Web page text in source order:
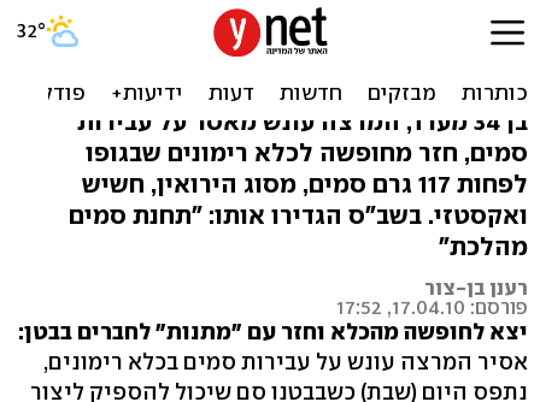
יצא לחופש מהכלא וחזר עם
בן 34 מערד, המרצה עונש מאסר על עבירות
סמים, חזר מחופשה לכלא רימונים שבגופו
לפחות 117 גרם סמים, מסוג הירואין, חשיש
ואקסטזי. בשב"ס הגדירו אותו: "תחנת סמים
מהלכת"
רענן בן-צור
פורסם: 17.04.10, 17:52
יצא לחופשה מהכלא וחזר עם "מתנות" לחברים בבטן:
אסיר המרצה עונש על עבירות סמים בכלא רימונים,
נתפס היום (שבת) כשבבטנו סם שיכול להספיק ליצור